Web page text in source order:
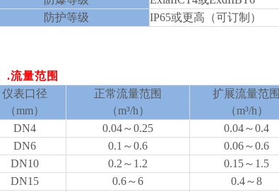
防护等级
IP65或更高（可订制）
.流量范围
仪表口径
（mm）
正常流量范围
（m³/h）
扩展流量范围
（m³/h）
DN4 0.04～0.25 0.04～0.4
DN6
0.1～0.6 0.06～0.6
DN10
0.2～1.2 0.15～1.5
DN15
0.6～6 0.4～8